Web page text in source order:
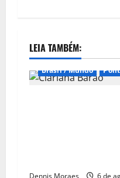
LEIA TAMBÉM:
Brasil / Mundo
Dennis Moraes
6 de